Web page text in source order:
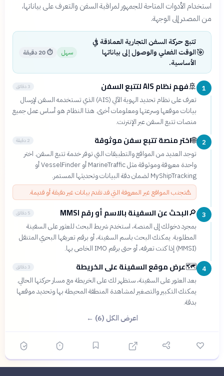
استخدام الأدوات المتاحة للجمهور لمراقبة السفن والتعرف على بياناتها،
من المصدر إلى الوجهة.
🎯
تتبع حركة السفن التجارية العملاقة في
الوقت الفعلي والوصول إلى بياناتها
الأساسية.
سهل ⏱20 دقيقة
1
🚢فهم نظام AIS لتتبع السفن 3 دقائق
تعرف على نظام تحديد الهوية الآلي (AIS) الذي تستخدمه السفن لإرسال
بيانات موقعها وسرعتها ومعلومات أخرى. هذا النظام هو أساس عمل جميع
منصات تتبع السفن عبر الإنترنت.
2
🌐اختر منصة تتبع سفن موثوقة 2 دقيقة
توجد العديد من المواقع والتطبيقات التي توفر خدمة تتبع السفن. اختر
واحدة معروفة وموثوقة مثل MarineTraffic أو VesselFinder أو
MyShipTracking لضمان دقة البيانات وتحديثها المستمر.
⚠️تجنب المواقع غير المعروفة التي قد تقدم بيانات غير دقيقة أو قديمة.
3
🔎البحث عن السفينة بالاسم أو رقم MMSI 5 دقائق
بمجرد دخولك إلى المنصة، استخدم شريط البحث للعثور على السفينة
المطلوبة. يمكنك البحث باسم السفينة، أو برقم تعريفها البحري المتنقل
(MMSI) إذا كنت تعرفه، أو حتى برقم IMO الخاص بها.
4
🗺️عرض موقع السفينة على الخريطة 3 دقائق
بعد العثور على السفينة، ستظهر لك على الخريطة مع مسار حركتها الحالي.
يمكنك التكبير والتصغير لمشاهدة المنطقة المحيطة بها وتحديد موقعها
بدقة.
اعرض الكل (6) ←